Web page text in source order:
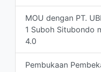
MOU dengan PT.
1 Suboh Situbondo
4.0
Pembukaan